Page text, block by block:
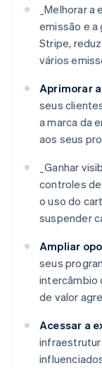
_Melhorar a
emissão e a
Stripe,
vários
Aprimorar
seus
a marca da
aos seus
_Ganhar
controles
o uso do
suspender
Ampliar
seus
intercâmbio
de valor
Acessar a